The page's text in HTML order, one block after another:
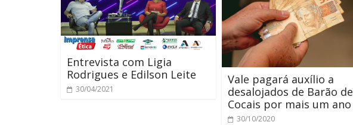
Entrevista com Ligia
Rodrigues e Edilson Leite
30/04/2021
Vale pagará auxílio a
desalojados de Barão de
Cocais por mais um ano
30/10/2020